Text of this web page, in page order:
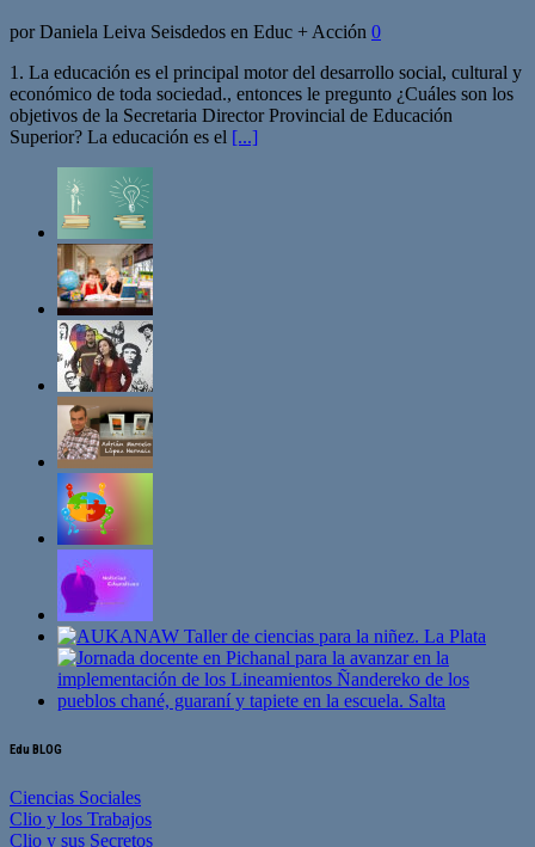
por Daniela Leiva Seisdedos en Educ + Acción 0
1. La educación es el principal motor del desarrollo social, cultural y
económico de toda sociedad., entonces le pregunto ¿Cuáles son los
objetivos de la Secretaria Director Provincial de Educación
Superior? La educación es el [...]
Edu BLOG
Ciencias Sociales
Clio y los Trabajos
Clio y sus Secretos